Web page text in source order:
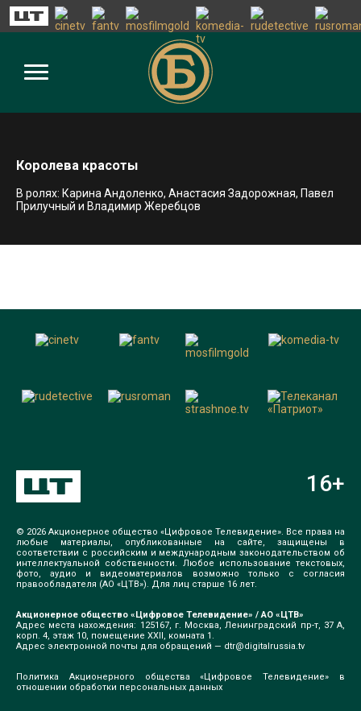
Королева красоты
В ролях: Карина Андоленко, Анастасия Задорожная, Павел
Прилучный и Владимир Жеребцов
© 2026 Акционерное общество «Цифровое Телевидение». Все права на
любые материалы, опубликованные на сайте, защищены в
соответствии с российским и международным законодательством об
интеллектуальной собственности. Любое использование текстовых,
фото, аудио и видеоматериалов возможно только с согласия
правообладателя (АО «ЦТВ»). Для лиц старше 16 лет.
Акционерное общество «Цифровое Телевидение» / АО «ЦТВ»
Адрес места нахождения: 125167, г. Москва, Ленинградский пр-т, 37 А,
корп. 4, этаж 10, помещение XXII, комната 1.
Адрес электронной почты для обращений — dtr@digitalrussia.tv
Политика Акционерного общества «Цифровое Телевидение» в
отношении обработки персональных данных
16+